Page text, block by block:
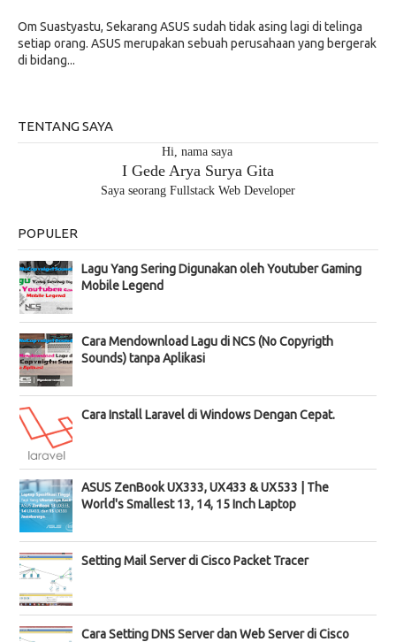
Om Suastyastu, Sekarang ASUS sudah tidak asing lagi di telinga
setiap orang. ASUS merupakan sebuah perusahaan yang bergerak
di bidang...
TENTANG SAYA
Hi, nama saya
I Gede Arya Surya Gita
Saya seorang Fullstack Web Developer
POPULER
Lagu Yang Sering Digunakan oleh Youtuber Gaming
Mobile Legend
Cara Mendownload Lagu di NCS (No Copyrigth
Sounds) tanpa Aplikasi
Cara Install Laravel di Windows Dengan Cepat.
ASUS ZenBook UX333, UX433 & UX533 | The
World's Smallest 13, 14, 15 Inch Laptop
Setting Mail Server di Cisco Packet Tracer
Cara Setting DNS Server dan Web Server di Cisco